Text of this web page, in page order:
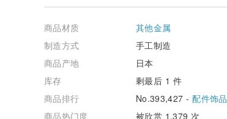
商品材质
其他金属
制造方式
手工制造
商品产地
日本
库存
剩最后 1 件
商品排行
No.393,427 -配件饰品
商品热门度
被欣赏 1,379 次